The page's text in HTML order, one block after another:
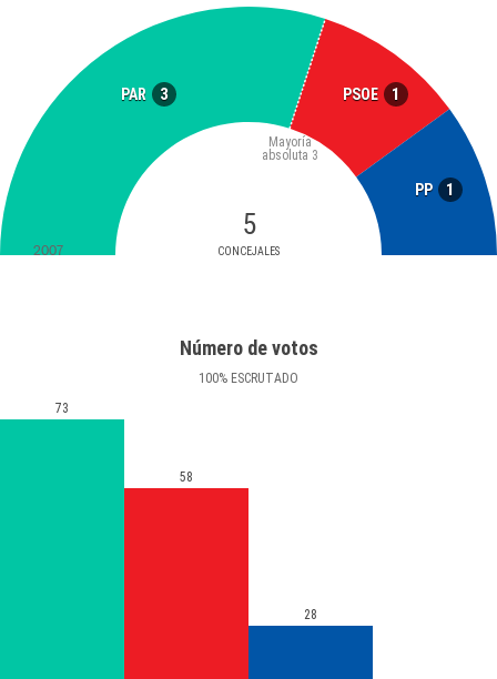
PAR 3 PSOE 1
PP 1
5
CONCEJALES
Mayoría
absoluta 3
2007
Número de votos
100% ESCRUTADO
73
58
28